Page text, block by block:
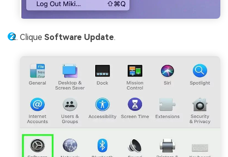
Clique Software Update.